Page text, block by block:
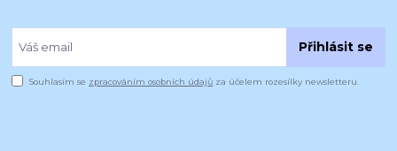
Přihlásit se
Souhlasím se zpracováním osobních údajů za účelem rozesílky newsletteru.